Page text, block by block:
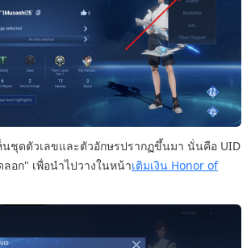
ชุดตัวเลขและตัวอักษรปรากฏขึ้นมา นั่นคือ UID
อก" เพื่อนำไปวางในหน้าเติมเงิน Honor of